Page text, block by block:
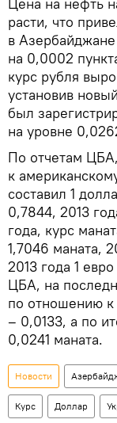
Цена на нефть
расти, что
в
на 0,0002
курс рубля
установив
был
на уровне
По отчетам
к
составил 1
0,7844, 2013
года, курс
1,7046 маната,
2013 года 1
ЦБА, на
по отношению к
– 0,0133, а по
0,0241 маната.
Новости
Курс Доллар